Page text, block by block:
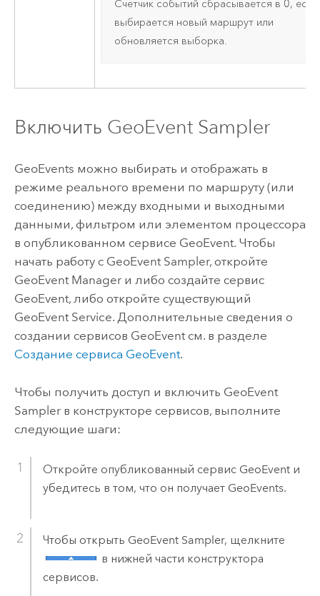
Счетчик событий сбрасывается в 0, если
выбирается новый маршрут или
обновляется выборка.
Включить GeoEvent Sampler
GeoEvents можно выбирать и отображать в
режиме реального времени по маршруту (или
соединению) между входными и выходными
данными, фильтром или элементом процессора
в опубликованном сервисе GeoEvent. Чтобы
начать работу с GeoEvent Sampler, откройте
GeoEvent Managerи либо создайте сервис
GeoEvent, либо откройте существующий
GeoEvent Service. Дополнительные сведения о
создании сервисов GeoEvent см. в разделе
Создание сервиса GeoEvent.
Чтобы получить доступ и включить GeoEvent
Sampler в конструкторе сервисов, выполните
следующие шаги:
Откройте опубликованный сервис GeoEvent и
убедитесь в том, что он получает GeoEvents.
Чтобы открыть GeoEvent Sampler, щелкните
в нижней части конструктора
сервисов.